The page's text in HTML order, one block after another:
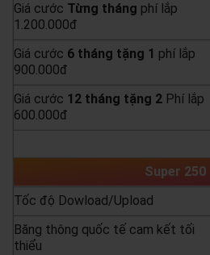
Giá cước Từng tháng phí lắp
1.200.000đ
Giá cước 6 tháng tặng 1 phí lắp
900.000đ
Giá cước 12 tháng tặng 2 Phí lắp
600.000đ
Super 250
Tốc độ Dowload/Upload
Băng thông quốc tế cam kết tối
thiểu